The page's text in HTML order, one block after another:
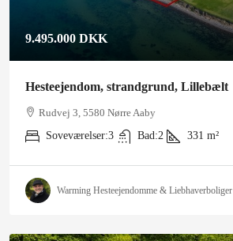
9.495.000 DKK
Hesteejendom, strandgrund, Lillebælt
Rudvej 3, 5580 Nørre Aaby
Soveværelser:3 Bad:2 331 m²
Warming Hesteejendomme & Liebhaverboliger